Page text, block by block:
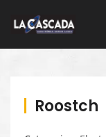
Roostch